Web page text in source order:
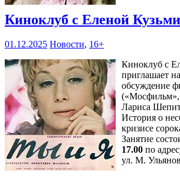
Киноклуб с Еленой
01.12.2025 Новости, 16+
Киноклуб с
приглашает
обсуждение
(«Мосфильм»,
Лариса
История о
кризисе
Занятие
17.00 по
ул. М.